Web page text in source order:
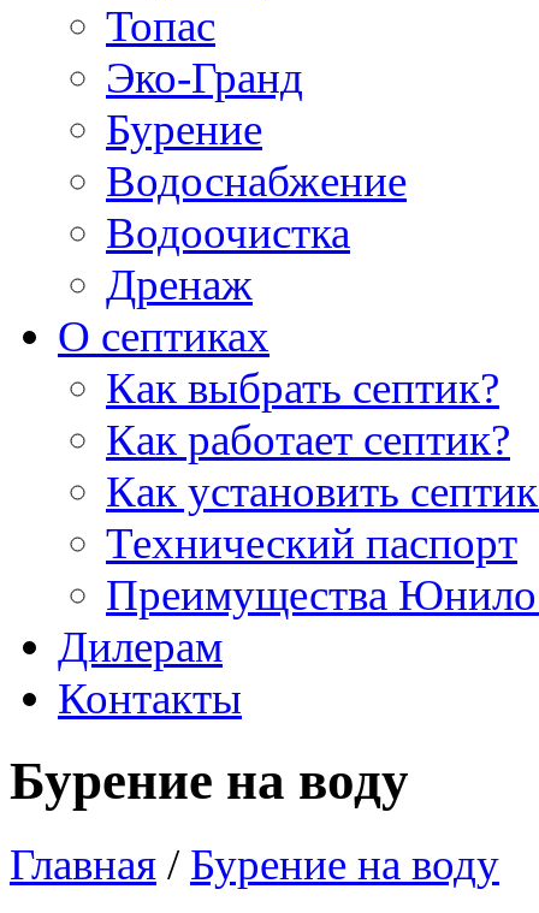
Топас
Эко-Гранд
Бурение
Водоснабжение
Водоочистка
Дренаж
О септиках
Как выбрать септик?
Как работает септик?
Как установить
Технический паспорт
Преимущества
Дилерам
Контакты
Бурение на воду
Главная / Бурение на воду